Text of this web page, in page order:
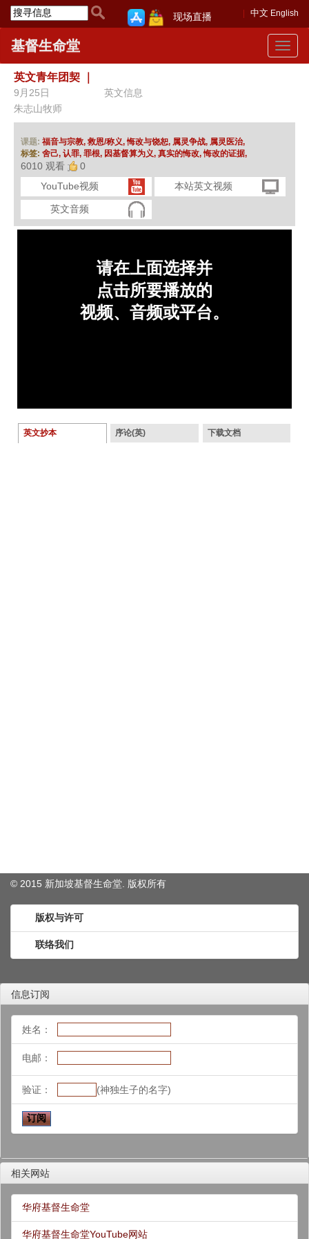
中文 English
现场直播
Toggle
基督生命堂
英文青年团契
9月25日
英文信息
朱志山牧师
课题: 福音与宗教, 救恩/称义,悔改与饶恕, 属灵争战, 属灵医治,
标签: 舍己, 认罪, 罪根, 因基督算为义, 真实的悔改,悔改的证据,
6010 观看
0
YouTube视频
本站英文视频
英文音频
英文抄本 序论(英) 下载文档
© 2015 新加坡基督生命堂. 版权所有
版权与许可
联络我们
信息订阅
姓名：
电邮：
验证： (神独生子的名字)
相关网站
华府基督生命堂
华府基督生命堂YouTube网站